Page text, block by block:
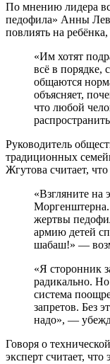
По мнению лидера
педофила» Анны
повлиять на
«Им хотят
всё в порядке,
общаются
объясняет,
что любой
Руководитель
традиционных
Жгутова считает,
«Взгляните
жертвы
армию детей
шабаш!» —
«Я сторонник
радикально.
система
запретов. Без
надо», —
Говоря о
эксперт считает,